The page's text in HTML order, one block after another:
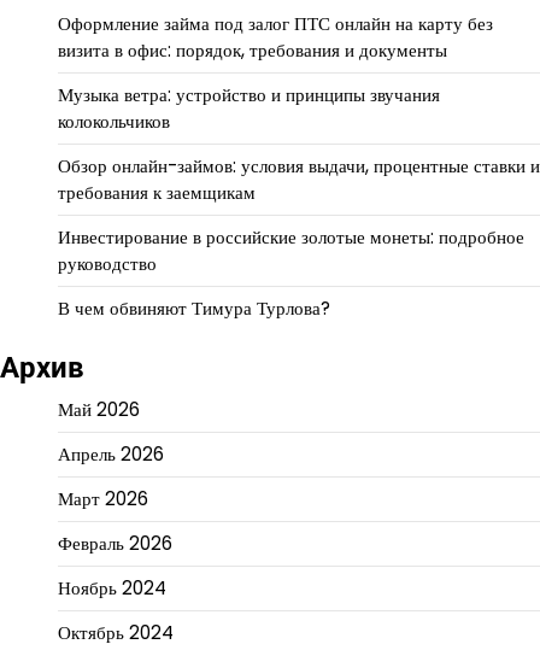
Оформление займа под залог ПТС онлайн на карту без
визита в офис: порядок, требования и документы
Музыка ветра: устройство и принципы звучания
колокольчиков
Обзор онлайн-займов: условия выдачи, процентные ставки и
требования к заемщикам
Инвестирование в российские золотые монеты: подробное
руководство
В чем обвиняют Тимура Турлова?
Архив
Май 2026
Апрель 2026
Март 2026
Февраль 2026
Ноябрь 2024
Октябрь 2024